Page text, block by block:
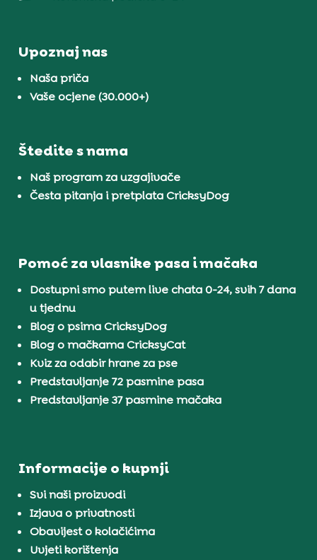
Upoznaj nas
Naša priča
Vaše ocjene (30.000+)
Štedite s nama
Naš program za uzgajivače
Česta pitanja i pretplata CricksyDog
Pomoć za vlasnike pasa i mačaka
Dostupni smo putem live chata 0-24, svih 7 dana
u tjednu
Blog o psima CricksyDog
Blog o mačkama CricksyCat
Kviz za odabir hrane za pse
Predstavljanje 72 pasmine pasa
Predstavljanje 37 pasmine mačaka
Informacije o kupnji
Svi naši proizvodi
Izjava o privatnosti
Obavijest o kolačićima
Uvjeti korištenja